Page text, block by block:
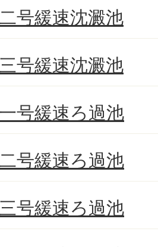
号緩速沈澱池
号緩速沈澱池
号緩速ろ過池
号緩速ろ過池
号緩速ろ過池